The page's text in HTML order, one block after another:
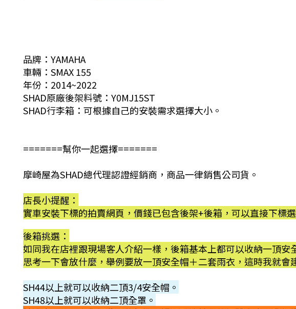
品牌：YAMAHA
車輛：SMAX 155
年份：2014~2022
SHAD原廠後架料號：Y0MJ15ST
SHAD行李箱：可根據自己的安裝需求選擇大小。
=======幫你一起選擇=======
摩崎屋為SHAD總代理認證經銷商，商品一律銷售公司貨。
店長小提醒：
實車安裝下標的拍賣網頁，價錢已包含後架+後箱，可以直接下標
後箱挑選：
如同我在店裡跟現場客人介紹一樣，後箱基本上都可以收納一頂
思考一下會放什麼，舉例要放一頂安全帽＋二套雨衣，這時我就會
SH44以上就可以收納二頂3/4安全帽。
SH48以上就可以收納二頂全罩。